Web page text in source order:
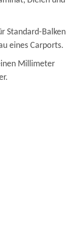
Standard-Balken
eines Carports.
Millimeter